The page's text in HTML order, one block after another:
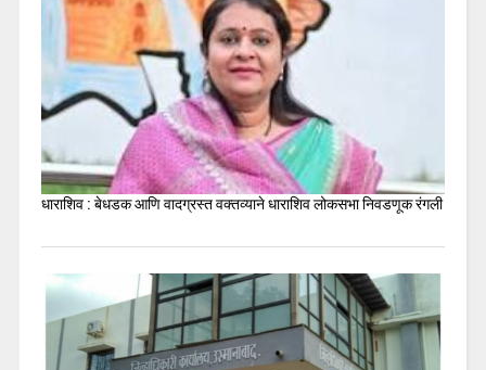
धाराशिव : बेधडक आणि वादग्रस्त वक्तव्याने धाराशिव लोकसभा निवडणूक रंगली